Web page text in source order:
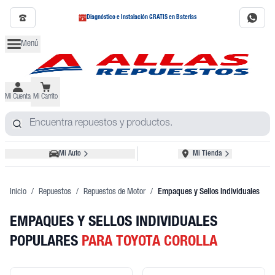
Diagnóstico e Instalación GRATIS en Baterías
Menú
Mi Cuenta Mi Carrito
Mi Auto Mi Tienda
Inicio / Repuestos / Repuestos de Motor / Empaques y Sellos Individuales
EMPAQUES Y SELLOS INDIVIDUALES
POPULARES PARA TOYOTA COROLLA